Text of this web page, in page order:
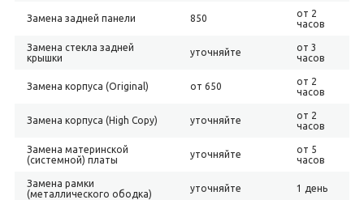
Замена задней панели 850
от 2
часов
Замена стекла задней
крышки
уточняйте
от 3
часов
Замена корпуса (Original) от 650
от 2
часов
Замена корпуса (High Copy) уточняйте
от 2
часов
Замена материнской
(системной) платы
уточняйте
от 5
часов
Замена рамки
(металлического ободка)
уточняйте 1 день